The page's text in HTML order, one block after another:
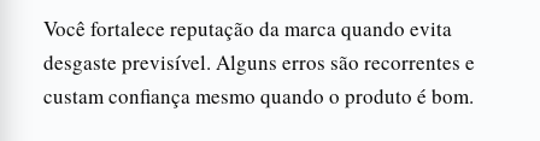
Você fortalece reputação da marca quando evita
desgaste previsível. Alguns erros são recorrentes e
custam confiança mesmo quando o produto é bom.